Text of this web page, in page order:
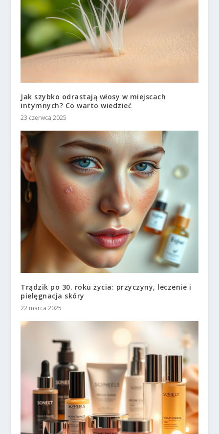
Jak szybko odrastają włosy w miejscach
intymnych? Co warto wiedzieć
23 czerwca 2025
Trądzik po 30. roku życia: przyczyny, leczenie i
pielęgnacja skóry
22 marca 2025